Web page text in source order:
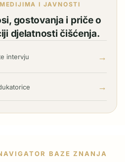
I JAVNOSTI
gostovanja i priče o
djelatnosti čišćenja.
intervju →
→
BAZE ZNANJA